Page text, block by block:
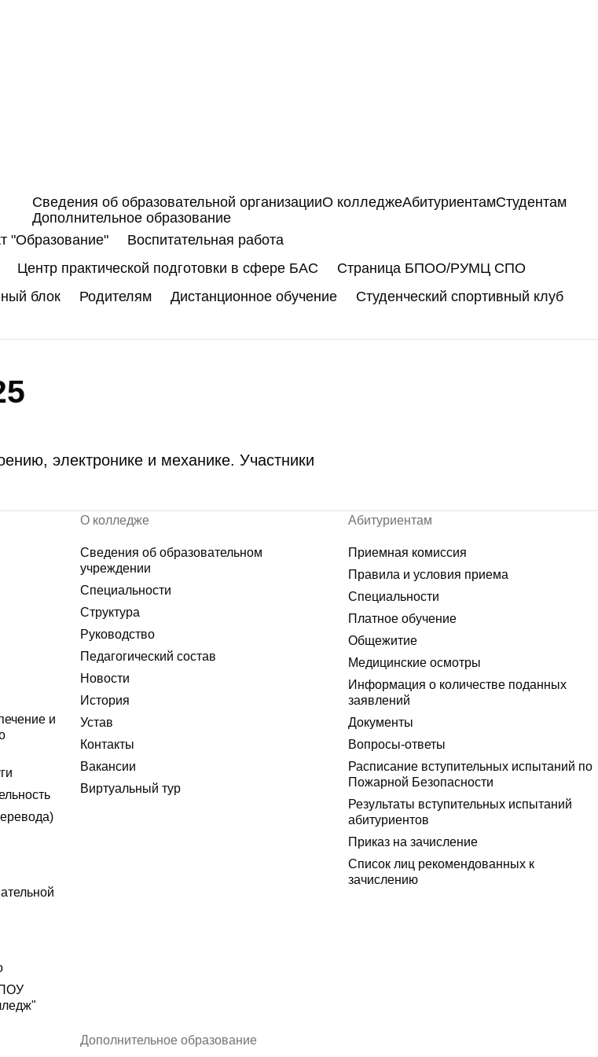
Сведения об образовательной организацииО колледжеАбитуриентамСтудентам
Дополнительное образование
"Образование"
Воспитательная работа
Центр практической подготовки в сфере БАС
Страница БПОО/РУМЦ СПО
блок Родителям Дистанционное обучение
Студенческий спортивный клуб
электронике и механике. Участники
и
О колледже
Сведения об образовательном
учреждении
Специальности
Структура
Руководство
Педагогический состав
Новости
История
Устав
Контакты
Вакансии
Виртуальный тур
Абитуриентам
Приемная комиссия
Правила и условия приема
Специальности
Платное обучение
Общежитие
Медицинские осмотры
Информация о количестве поданных
заявлений
Документы
Вопросы-ответы
Расписание вступительных испытаний по
Пожарной Безопасности
Результаты вступительных испытаний
абитуриентов
Приказ на зачисление
Список лиц рекомендованных к
зачислению
Дополнительное образование